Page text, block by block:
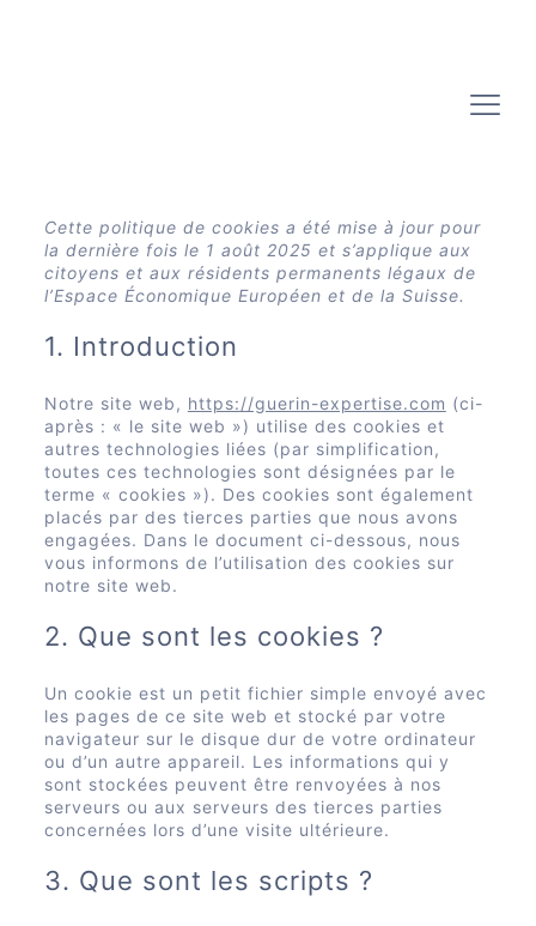
Cette politique de cookies a été mise à jour pour
la dernière fois le 1 août 2025 et s’applique aux
citoyens et aux résidents permanents légaux de
l’Espace Économique Européen et de la Suisse.
1. Introduction
Notre site web, https://guerin-expertise.com (ci-
après : « le site web ») utilise des cookies et
autres technologies liées (par simplification,
toutes ces technologies sont désignées par le
terme « cookies »). Des cookies sont également
placés par des tierces parties que nous avons
engagées. Dans le document ci-dessous, nous
vous informons de l’utilisation des cookies sur
notre site web.
2. Que sont les cookies ?
Un cookie est un petit fichier simple envoyé avec
les pages de ce site web et stocké par votre
navigateur sur le disque dur de votre ordinateur
ou d’un autre appareil. Les informations qui y
sont stockées peuvent être renvoyées à nos
serveurs ou aux serveurs des tierces parties
concernées lors d’une visite ultérieure.
3. Que sont les scripts ?